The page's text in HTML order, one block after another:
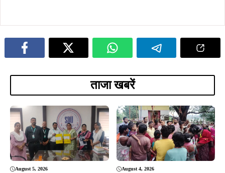
ताजा खबरें
August 5, 2026 August 4, 2026